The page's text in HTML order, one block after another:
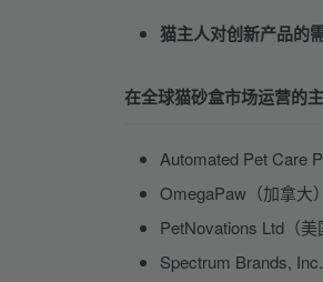
猫主人对创新产品的
在全球猫砂盒市场运营的
Automated Pet Care
OmegaPaw（加拿大
PetNovations Ltd（美
Spectrum Brands, Inc.